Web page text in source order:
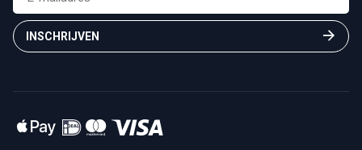
mailadres
(Vereist)